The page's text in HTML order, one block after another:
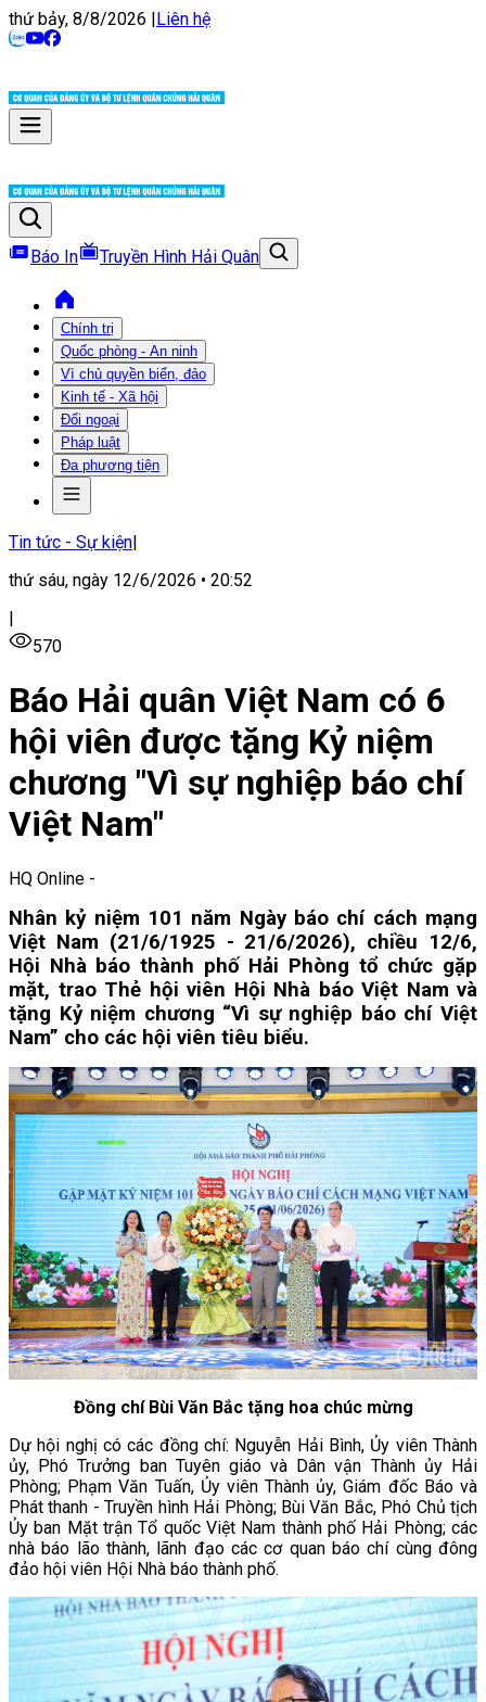
thứ bảy, 8/8/2026 |Liên hệ
Báo In Truyền Hình Hải Quân
Chính trị
Quốc phòng - An ninh
Vì chủ quyền biển, đảo
Kinh tế - Xã hội
Đối ngoại
Pháp luật
Đa phương tiện
Tin tức - Sự kiện|
thứ sáu, ngày 12/6/2026 • 20:52
|
570
Báo Hải quân Việt Nam có 6
hội viên được tặng Kỷ niệm
chương "Vì sự nghiệp báo chí
Việt Nam"
HQ Online -
Nhân kỷ niệm 101 năm Ngày báo chí cách mạng
Việt Nam (21/6/1925 - 21/6/2026), chiều 12/6,
Hội Nhà báo thành phố Hải Phòng tổ chức gặp
mặt, trao Thẻ hội viên Hội Nhà báo Việt Nam và
tặng Kỷ niệm chương “Vì sự nghiệp báo chí Việt
Nam” cho các hội viên tiêu biểu.
Đồng chí Bùi Văn Bắc tặng hoa chúc mừng
Dự hội nghị có các đồng chí: Nguyễn Hải Bình, Ủy viên Thành
ủy, Phó Trưởng ban Tuyên giáo và Dân vận Thành ủy Hải
Phòng; Phạm Văn Tuấn, Ủy viên Thành ủy, Giám đốc Báo và
Phát thanh - Truyền hình Hải Phòng; Bùi Văn Bắc, Phó Chủ tịch
Ủy ban Mặt trận Tổ quốc Việt Nam thành phố Hải Phòng; các
nhà báo lão thành, lãnh đạo các cơ quan báo chí cùng đông
đảo hội viên Hội Nhà báo thành phố.